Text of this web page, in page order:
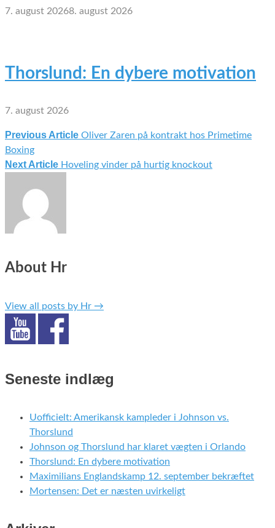
7. august 20268. august 2026
Thorslund: En dybere motivation
7. august 2026
Indlægsnavigation
Previous Article Oliver Zaren på kontrakt hos Primetime
Boxing
Next Article Hoveling vinder på hurtig knockout
About Hr
View all posts by Hr →
Seneste indlæg
Uofficielt: Amerikansk kampleder i Johnson vs.
Thorslund
Johnson og Thorslund har klaret vægten i Orlando
Thorslund: En dybere motivation
Maximilians Englandskamp 12. september bekræftet
Mortensen: Det er næsten uvirkeligt